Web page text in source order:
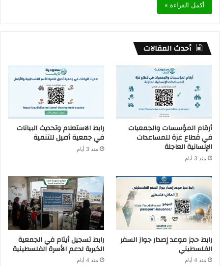
أكمل القراءة »
أحدث المقالات
أرقام المؤسسات والجمعيات
في قطاع غزة للمساعدات
الإنسانية العاجلة
منذ 3 أيام
رابط الاستعلام وتحديث البيانات
في جمعية أصيل للتنمية
منذ 3 أيام
رابط حجز موعد إصدار جواز السفر
الفلسطيني
منذ 4 أيام
رابط تسجيل أيتام في الجمعية
الخيرية لدعم الأسرة الفلسطينية
منذ 4 أيام